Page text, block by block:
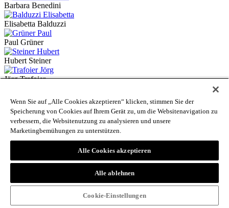
Barbara Benedini
Elisabetta Balduzzi
Paul Grüner
Hubert Steiner
Jörg Trafoier
Dominik Windisch
Florian Hofer
Ulrike Laimer
Peter Dipoli
Wenn Sie auf „Alle Cookies akzeptieren“ klicken, stimmen Sie der
Speicherung von Cookies auf Ihrem Gerät zu, um die Websitenavigation zu
verbessern, die Websitenutzung zu analysieren und unsere
Marketingbemühungen zu unterstützen.
Alle Cookies akzeptieren
Alle ablehnen
Cookie-Einstellungen